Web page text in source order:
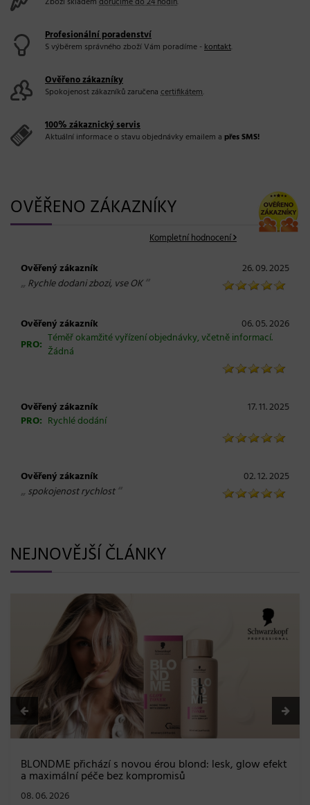
Profesionální poradenství
S výběrem správného zboží Vám poradíme -kontakt.
Ověřeno zákazníky
Spokojenost zákazníků zaručena certifikátem.
100% zákaznický servis
Aktuální informace o stavu objednávky emailem a přes SMS!
OVĚŘENO ZÁKAZNÍKY
Kompletní hodnocení
Ověřený zákazník 26. 09. 2025
„ Rychle dodani zbozi, vse OK“
Ověřený zákazník
06. 05. 2026
PRO: Téměř okamžité vyřízení objednávky, včetně informací.
Žádná
Ověřený zákazník
17. 11. 2025
PRO: Rychlé dodání
Ověřený zákazník 02. 12. 2025
„ spokojenost rychlost“
NEJNOVĚJŠÍ ČLÁNKY
BLONDME přichází s novou érou blond: lesk, glow efekt
a maximální péče bez kompromisů
08. 06. 2026